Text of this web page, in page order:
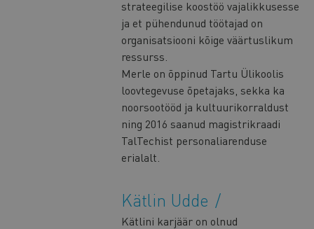
strateegilise koostöö vajalikkusesse
ja et pühendunud töötajad on
organisatsiooni kõige väärtuslikum
ressurss.
Merle on õppinud Tartu Ülikoolis
loovtegevuse õpetajaks, sekka ka
noorsootööd ja kultuurikorraldust
ning 2016 saanud magistrikraadi
TalTechist personaliarenduse
erialalt.
Kätlin Udde
Kätlini karjäär on olnud